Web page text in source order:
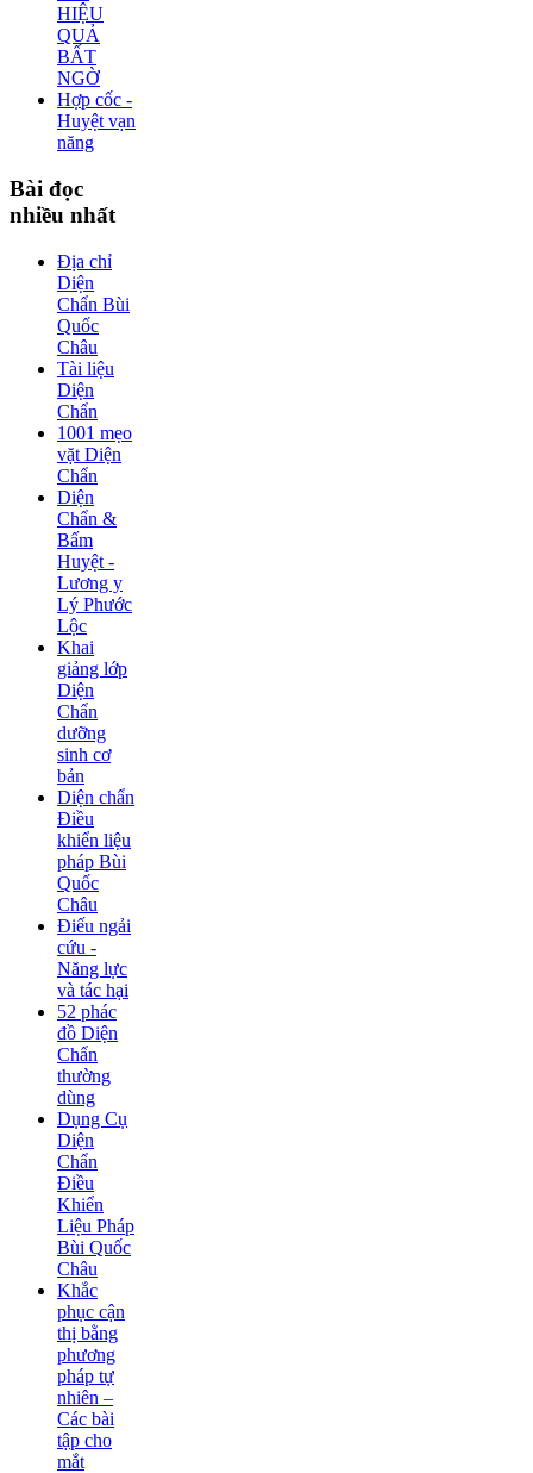
HIỆU
QUẢ
BẤT
NGỜ
Hợp cốc -
Huyệt vạn
năng
Bài đọc
nhiều nhất
Địa chỉ
Diện
Chẩn Bùi
Quốc
Châu
Tài liệu
Diện
Chẩn
1001 mẹo
vặt Diện
Chẩn
Diện
Chẩn &
Bấm
Huyệt -
Lương y
Lý Phước
Lộc
Khai
giảng lớp
Diện
Chẩn
dưỡng
sinh cơ
bản
Diện chẩn
Điều
khiển liệu
pháp Bùi
Quốc
Châu
Điếu ngải
cứu -
Năng lực
và tác hại
52 phác
đồ Diện
Chẩn
thường
dùng
Dụng Cụ
Diện
Chẩn
Điều
Khiển
Liệu Pháp
Bùi Quốc
Châu
Khắc
phục cận
thị bằng
phương
pháp tự
nhiên –
Các bài
tập cho
mắt